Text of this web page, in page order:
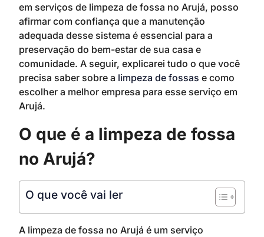
em serviços de limpeza de fossa no Arujá, posso
afirmar com confiança que a manutenção
adequada desse sistema é essencial para a
preservação do bem-estar de sua casa e
comunidade. A seguir, explicarei tudo o que você
precisa saber sobre a limpeza de fossas e como
escolher a melhor empresa para esse serviço em
Arujá.
O que é a limpeza de fossa
no Arujá?
O que você vai ler
A limpeza de fossa no Arujá é um serviço